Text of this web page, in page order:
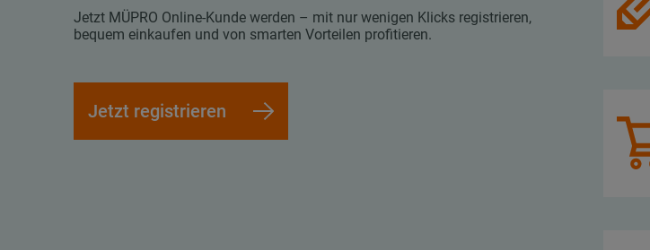
Jetzt MÜPRO Online-Kunde werden – mit nur wenigen Klicks registrieren,
bequem einkaufen und von smarten Vorteilen profitieren.
Jetzt registrieren